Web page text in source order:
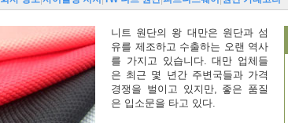
니트 원단의 왕 대만은 원단과 섬
유를 제조하고 수출하는 오랜 역사
를 가지고 있습니다. 대만 업체들
은 최근 몇 년간 주변국들과 가격
경쟁을 벌이고 있지만, 좋은 품질
은 입소문을 타고 있다.